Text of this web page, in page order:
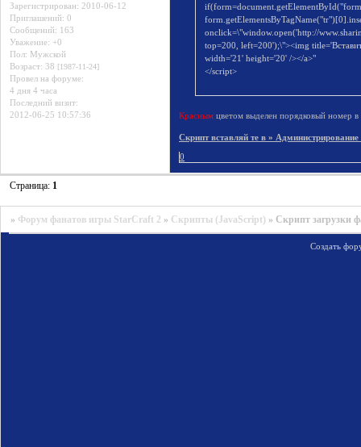
Зарегистрирован: 2010-06-12
Приглашений: 0
Сообщений: 163
Уважение: +0
Пол: Мужской
Возраст: 38 [1987-11-24]
Провел на форуме:
4 дня 4 часа
Последний визит:
2012-06-25 10:57:36
onclick=\"window.open('http://
top=200, left=200');\"><img
width='21' height='20' /></a>"
</script>
Красным цветом выделен порядковый номер в
Скрипт вставляй те в »
0
Страница: 1
» Форум фанатов игры StarCraft 2 » Скрипты (JavaScript) »Скрипт загрузки
Создать